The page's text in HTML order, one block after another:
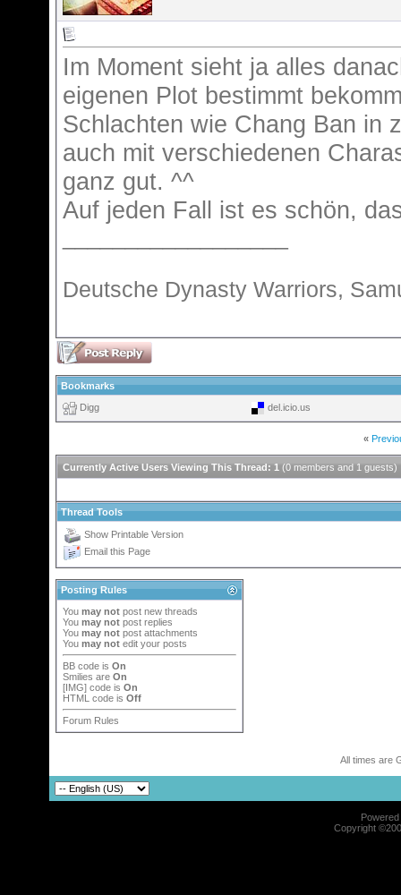
Im Moment sieht ja alles
eigenen Plot bestimmt
Schlachten wie Chang Ban in
auch mit verschiedenen
ganz gut. ^^
Auf jeden Fall ist es schön,
Deutsche Dynasty Warriors,
Bookmarks
Digg
del.icio.us
«
Currently Active Users Viewing This Thread: 1 (0 members and 1 guests)
Thread Tools
Show Printable Version
Email this Page
Posting Rules
You may not post new threads
You may not post replies
You may not post attachments
You may not edit your posts
BB code is On
Smilies are On
[IMG] code is On
HTML code is Off
Forum Rules
All times are
Copyright